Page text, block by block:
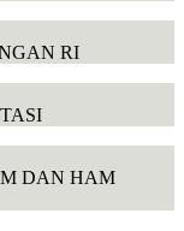
RI
DAN HAM